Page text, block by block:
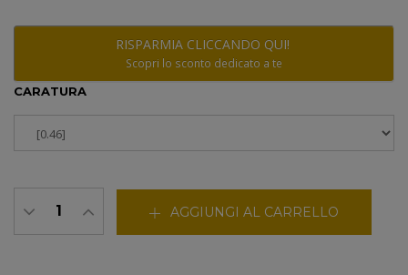
RISPARMIA CLICCANDO QUI!
Scopri lo sconto dedicato a te
CARATURA
AGGIUNGI AL CARRELLO